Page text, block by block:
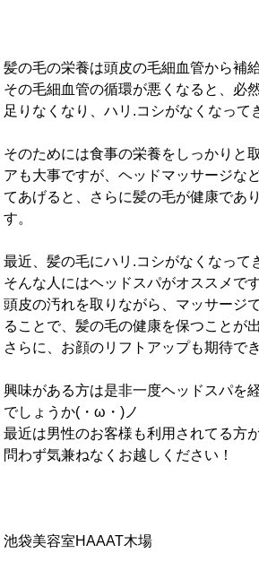
髪の毛の栄養は頭皮の毛細血管から補
その毛細血管の循環が悪くなると、必
足りなくなり、ハリ.コシがなくなって
そのためには食事の栄養をしっかりと
アも大事ですが、ヘッドマッサージな
てあげると、さらに髪の毛が健康であ
す。
最近、髪の毛にハリ.コシがなくなって
そんな人にはヘッドスパがオススメで
頭皮の汚れを取りながら、マッサージ
ることで、髪の毛の健康を保つことが
さらに、お顔のリフトアップも期待で
興味がある方は是非一度ヘッドスパを
でしょうか(・ω・)ノ
最近は男性のお客様も利用されてる方
問わず気兼ねなくお越しください！
池袋美容室HAAAT木場